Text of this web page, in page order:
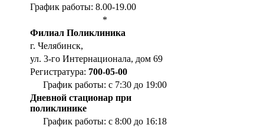
График работы: 8.00-19.00
*
Филиал Поликлиника
г. Челябинск,
ул. 3-го Интернационала, дом 69
Регистратура: 700-05-00
График работы: с 7:30 до 19:00
Дневной стационар при
поликлинике
График работы: с 8:00 до 16:18